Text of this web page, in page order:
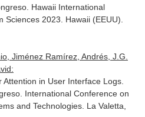
Hawaii International
Sciences 2023. Hawaii (EEUU).
Jiménez Ramírez, Andrés, J.G.
in User Interface Logs.
International Conference on
and Technologies. La Valetta,